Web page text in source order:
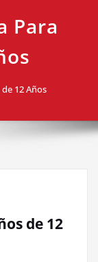
Para
12 Años
de 12